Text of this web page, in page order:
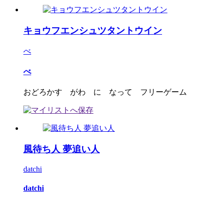
キョウフエンシュツタントウイン
べ
べ
おどろかす がわ に なって フリーゲーム
風待ち人 夢追い人
datchi
datchi